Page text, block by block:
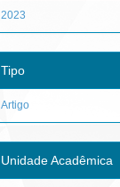
2023
Tipo
Artigo
Unidade Acadêmica